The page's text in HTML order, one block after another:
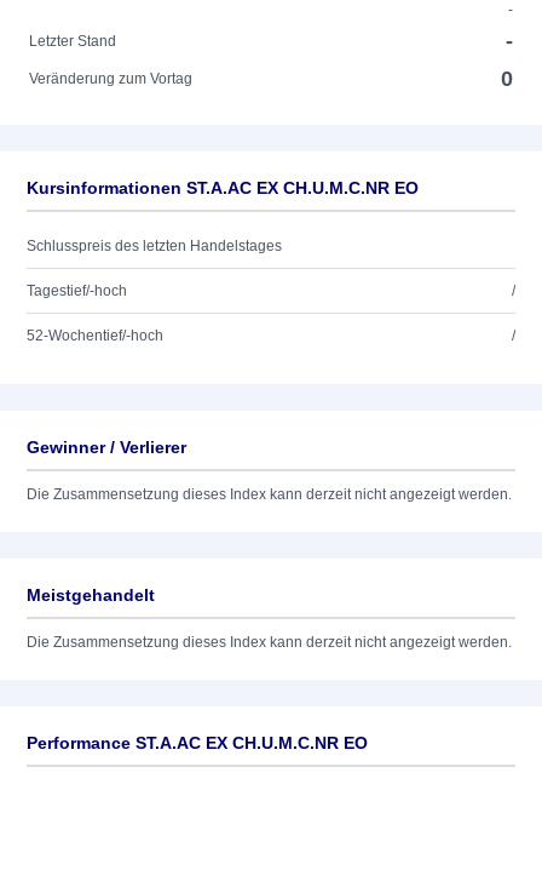
-
Letzter Stand
-
Veränderung zum Vortag 0
Kursinformationen ST.A.AC EX CH.U.M.C.NR EO
Schlusspreis des letzten Handelstages
Tagestief/-hoch /
52-Wochentief/-hoch /
Gewinner / Verlierer
Die Zusammensetzung dieses Index kann derzeit nicht angezeigt werden.
Meistgehandelt
Die Zusammensetzung dieses Index kann derzeit nicht angezeigt werden.
Performance ST.A.AC EX CH.U.M.C.NR EO